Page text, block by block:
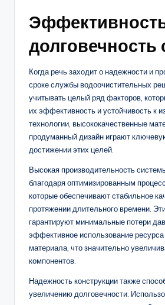
долговечность
Когда речь заходит о надежности и
сроке службы водоочистительных
учитывать целый ряд факторов,
их эффективность и устойчивость к
технологии, высококачественные
продуманный дизайн играют
достижении этих целей.
Высокая производительность
благодаря оптимизированным
которые обеспечивают стабильное
протяжении длительного времени.
гарантируют минимальные потери
эффективное использование
материала, что значительно
компонентов.
Надежность конструкции также
увеличению долговечности.